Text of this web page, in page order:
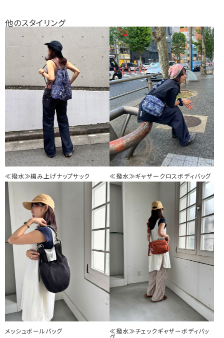
他のスタイリング
≪撥水≫編み上げナップサック ≪撥水≫ギャザークロスボディバッグ
メッシュボールバッグ
≪撥水≫チェックギャザーボディバッ